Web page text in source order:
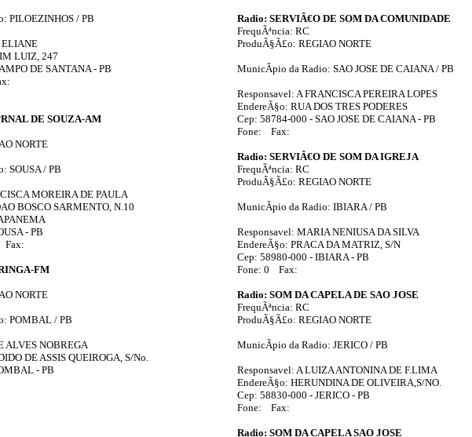
PILOEZINHOS / PB
ELIANE
LUIZ, 247
DE SANTANA - PB
DE SOUZA-AM
NORTE
SOUSA / PB
MOREIRA DE PAULA
BOSCO SARMENTO, N.10
- PB
Fax:
FM
NORTE
POMBAL / PB
ALVES NOBREGA
DE ASSIS QUEIROGA, S/No.
- PB
Radio: SERVIÂ€O DE SOM DA COMUNIDADE
FrequÃªncia: RC
ProduÃ§Ã£o: REGIAO NORTE
MunicÃ­pio da Radio: SAO JOSE DE CAIANA / PB
Responsavel: A FRANCISCA PEREIRA LOPES
EndereÃ§o: RUA DOS TRES PODERES
Cep: 58784-000 - SAO JOSE DE CAIANA - PB
Fone: Fax:
Radio: SERVIÂ€O DE SOM DA IGREJA
FrequÃªncia: RC
ProduÃ§Ã£o: REGIAO NORTE
MunicÃ­pio da Radio: IBIARA / PB
Responsavel: MARIA NENIUSA DA SILVA
EndereÃ§o: PRACA DA MATRIZ, S/N
Cep: 58980-000 - IBIARA - PB
Fone: 0 Fax:
Radio: SOM DA CAPELA DE SAO JOSE
FrequÃªncia: RC
ProduÃ§Ã£o: REGIAO NORTE
MunicÃ­pio da Radio: JERICO / PB
Responsavel: A LUIZA ANTONINA DE F.LIMA
EndereÃ§o: HERUNDINA DE OLIVEIRA,S/NO.
Cep: 58830-000 - JERICO - PB
Fone: Fax:
Radio: SOM DA CAPELA SAO JOSE